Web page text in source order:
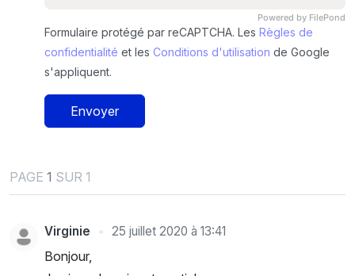
Powered by FilePond
Formulaire protégé par reCAPTCHA. Les Règles de
confidentialité et les Conditions d'utilisation de Google
s'appliquent.
Envoyer
PAGE 1 SUR 1
Virginie 25 juillet 2020 à 13:41
Bonjour,